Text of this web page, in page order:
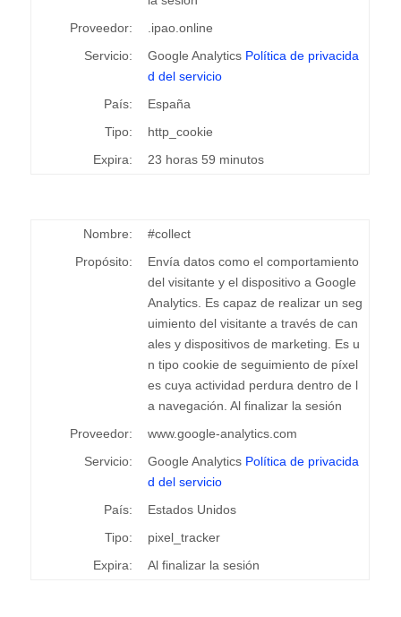
Proveedor:
.ipao.online
Servicio:
Google Analytics Política de privacida
d del servicio
País:
España
Tipo:
http_cookie
Expira:
23 horas 59 minutos
Nombre:
#collect
Propósito:
Envía datos como el comportamiento
del visitante y el dispositivo a Google
Analytics. Es capaz de realizar un seg
uimiento del visitante a través de can
ales y dispositivos de marketing. Es u
n tipo cookie de seguimiento de píxel
es cuya actividad perdura dentro de l
a navegación. Al finalizar la sesión
Proveedor:
www.google-analytics.com
Servicio:
Google Analytics Política de privacida
d del servicio
País:
Estados Unidos
Tipo:
pixel_tracker
Expira:
Al finalizar la sesión